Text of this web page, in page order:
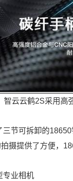
智云云鹤2S采用高
节可拆卸的
摄提供了方便，
业相机